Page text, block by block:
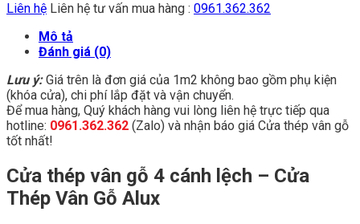
Liên hệ Liên hệ tư vấn mua hàng : 0961.362.362
Mô tả
Đánh giá (0)
Lưu ý: Giá trên là đơn giá của 1m2 không bao gồm phụ kiện
(khóa cửa), chi phí lắp đặt và vận chuyển.
Để mua hàng, Quý khách hàng vui lòng liên hệ trực tiếp qua
hotline: 0961.362.362 (Zalo) và nhận báo giá Cửa thép vân gỗ
tốt nhất!
Cửa thép vân gỗ 4 cánh lệch – Cửa
Thép Vân Gỗ Alux